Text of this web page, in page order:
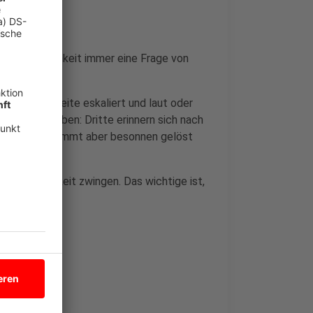
Freundlichkeit immer eine Frage von
die Gegenseite eskaliert und laut oder
übertreiben: Dritte erinnern sich nach
zwar bestimmt aber besonnen gelöst
Freundlichkeit zwingen. Das wichtige ist,